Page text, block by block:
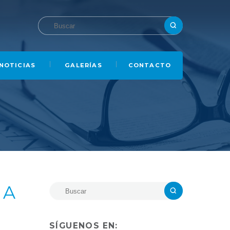
NOTICIAS GALERÍAS CONTACTO
SÍGUENOS EN: